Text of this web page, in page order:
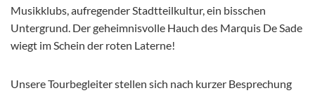
Musikklubs, aufregender Stadtteilkultur, ein bisschen
Untergrund. Der geheimnisvolle Hauch des Marquis De Sade
wiegt im Schein der roten Laterne!
Unsere Tourbegleiter stellen sich nach kurzer Besprechung